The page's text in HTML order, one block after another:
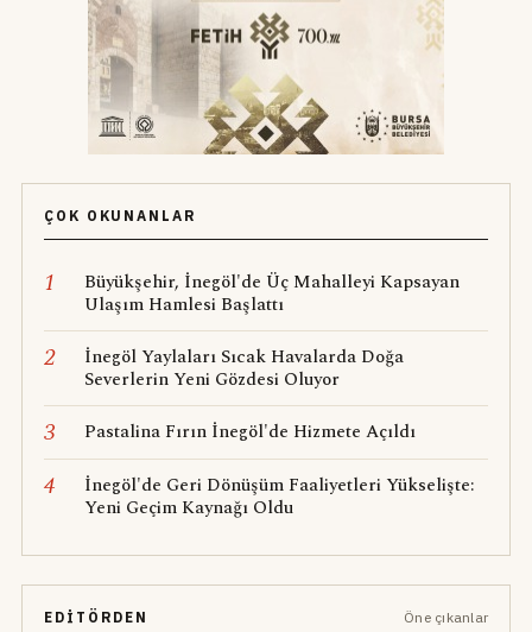
ÇOK OKUNANLAR
1
Büyükşehir, İnegöl'de Üç Mahalleyi Kapsayan
Ulaşım Hamlesi Başlattı
2
İnegöl Yaylaları Sıcak Havalarda Doğa
Severlerin Yeni Gözdesi Oluyor
3 Pastalina Fırın İnegöl'de Hizmete Açıldı
4
İnegöl'de Geri Dönüşüm Faaliyetleri Yükselişte:
Yeni Geçim Kaynağı Oldu
EDITÖRDEN Öne çıkanlar